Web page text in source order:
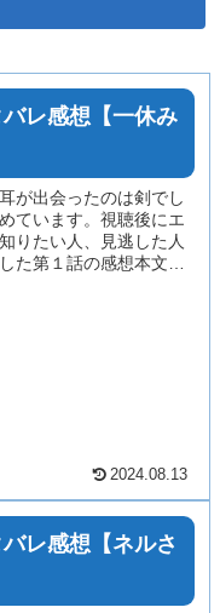
レ感想【一休み
が出会ったのは剣でし
ています。視聴後にエ
りたい人、見逃した人
た第１話の感想本文に
2024.08.13
レ感想【ネルさ